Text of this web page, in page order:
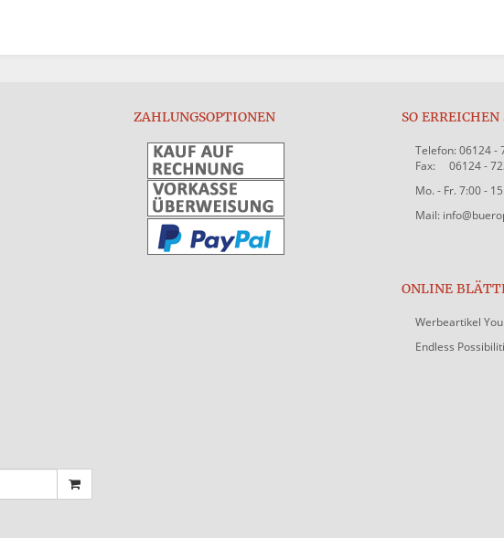
ZAHLUNGSOPTIONEN SO ERREICHEN
Telefon: 06124 -
Fax: 06124 -
Mo. - Fr. 7:00 -
Mail:
ONLINE
Werbeartikel
Endless